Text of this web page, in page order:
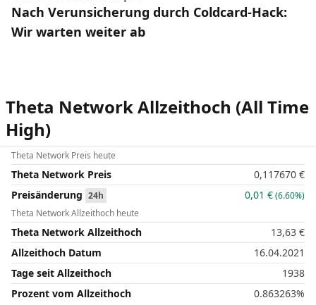
Nach Verunsicherung durch Coldcard-Hack:
Wir warten weiter ab
Theta Network Allzeithoch (All Time
High)
Theta Network Preis heute
Theta Network Preis 0,117670 €
Preisänderung 24h 0,01 €(6.60%)
Theta Network Allzeithoch heute
Theta Network Allzeithoch 13,63 €
Allzeithoch Datum
16.04.2021
Tage seit Allzeithoch
1938
Prozent vom Allzeithoch
0.863263%